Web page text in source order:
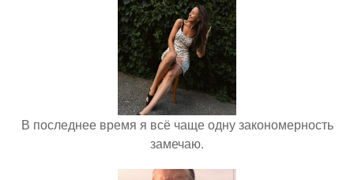
В последнее время я всё чаще одну закономерность
замечаю.